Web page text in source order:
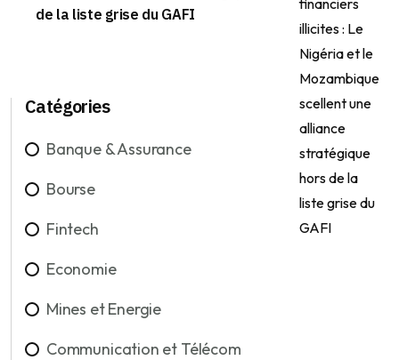
de la liste grise du GAFI
Catégories
Banque & Assurance
Bourse
Fintech
Economie
Mines et Energie
Communication et Télécom